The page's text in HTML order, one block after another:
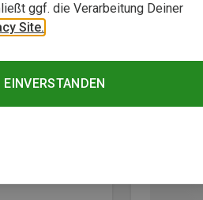
ggf. die Verarbeitung Deiner
Site.
EINVERSTANDEN